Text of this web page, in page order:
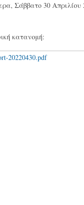
Σάββατο 30 Απριλίου
κατανομή: